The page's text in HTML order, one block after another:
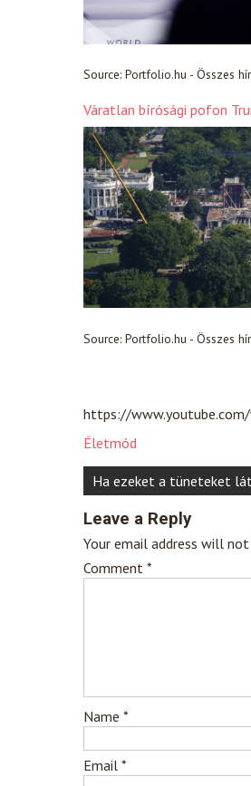
Source: Portfolio.hu - Összes hír
Váratlan bírósági pofon
Source: Portfolio.hu - Összes hír
https://www.youtube.com/
Életmód
Post
navigation
Ha ezeket a tüneteket
Leave a Reply
Your email address will not
Comment *
Name *
Email *